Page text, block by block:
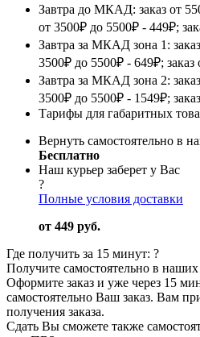
Завтра до МКАД: заказ от
от 3500₽ до 5500₽ - 449₽;
Завтра за МКАД зона 1:
3500₽ до 5500₽ - 649₽;
Завтра за МКАД зона 2:
3500₽ до 5500₽ - 1549₽;
Тарифы для габаритных
Вернуть самостоятельно в
Бесплатно
Наш курьер заберет у Вас
?
Полные условия доставки
от 449 руб.
Где получить за 15 минут: ?
Получите самостоятельно в
Оформите заказ и уже через 15
самостоятельно Ваш заказ. Вам
получения заказа.
Сдать Вы сможете также